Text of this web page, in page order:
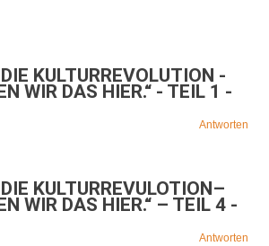
DIE KULTURREVOLUTION -
WIR DAS HIER.“ - TEIL 1 -
Antworten
DIE KULTURREVULOTION–
WIR DAS HIER.“ – TEIL 4 -
Antworten